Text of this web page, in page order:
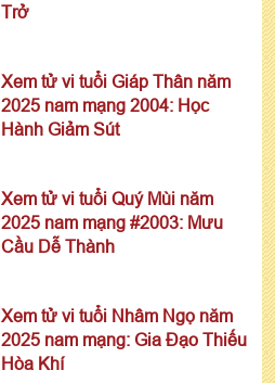
Trở
Xem tử vi tuổi Giáp Thân năm
2025 nam mạng 2004: Học
Hành Giảm Sút
Xem tử vi tuổi Quý Mùi năm
2025 nam mạng #2003: Mưu
Cầu Dễ Thành
Xem tử vi tuổi Nhâm Ngọ năm
2025 nam mạng: Gia Đạo Thiếu
Hòa Khí